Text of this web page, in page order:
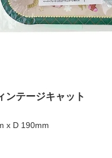
ンテージキャット
x D 190mm